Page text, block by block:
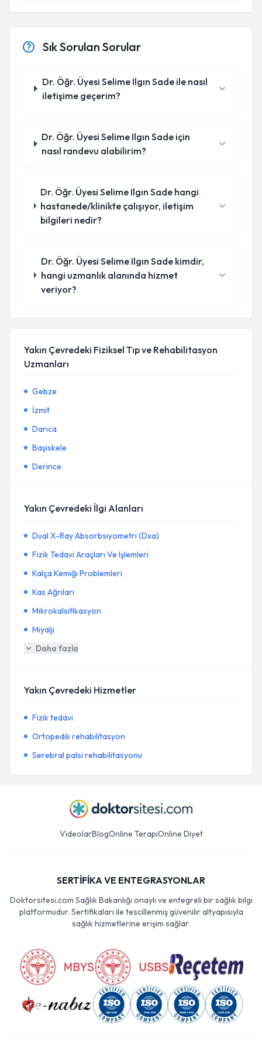
Sık Sorulan Sorular
Dr. Öğr. Üyesi Selime Ilgın Sade ile nasıl
iletişime geçerim?
Dr. Öğr. Üyesi Selime Ilgın Sade için
nasıl randevu alabilirim?
Dr. Öğr. Üyesi Selime Ilgın Sade hangi
hastanede/klinikte çalışıyor, iletişim
bilgileri nedir?
Dr. Öğr. Üyesi Selime Ilgın Sade kimdir,
hangi uzmanlık alanında hizmet
veriyor?
Yakın Çevredeki Fiziksel Tıp ve Rehabilitasyon
Uzmanları
Gebze
İzmit
Darıca
Başiskele
Derince
Yakın Çevredeki İlgi Alanları
Dual X-Ray Absorbsiyometri (Dxa)
Fizik Tedavi Araçları Ve Işlemleri
Kalça Kemiği Problemleri
Kas Ağrıları
Mikrokalsifikasyon
Miyalji
Daha fazla
Yakın Çevredeki Hizmetler
Fizik tedavi
Ortopedik rehabilitasyon
Serebral palsi rehabilitasyonu
VideolarBlogOnline TerapiOnline Diyet
SERTİFİKA VE ENTEGRASYONLAR
Doktorsitesi.com Sağlık Bakanlığı onaylı ve entegreli bir sağlık bilgi
platformudur. Sertifikaları ile tescillenmiş güvenilir altyapısıyla
sağlık hizmetlerine erişim sağlar.